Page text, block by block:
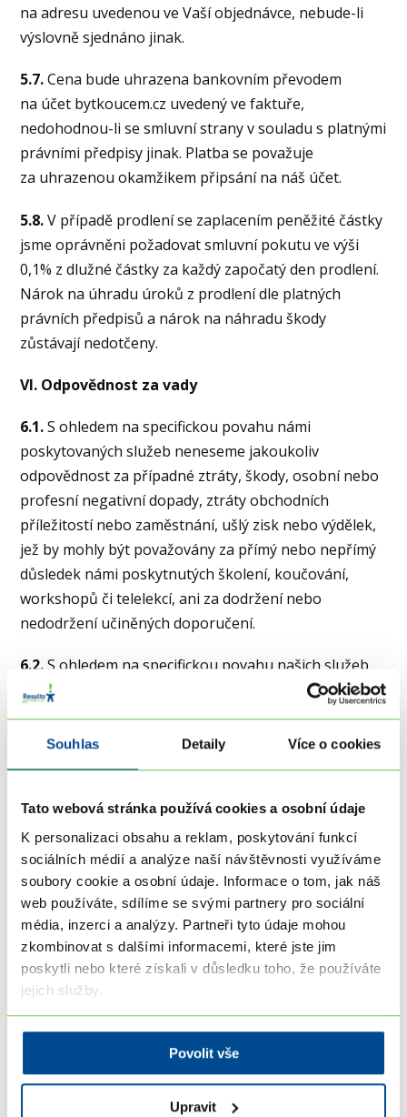
Souhlas Detaily Více o cookies
Tato webová stránka používá cookies a osobní údaje
K personalizaci obsahu a reklam, poskytování funkcí
sociálních médií a analýze naší návštěvnosti využíváme
soubory cookie a osobní údaje. Informace o tom, jak náš
web používáte, sdílíme se svými partnery pro sociální
média, inzerci a analýzy. Partneři tyto údaje mohou
zkombinovat s dalšími informacemi, které jste jim
poskytli nebo které získali v důsledku toho, že používáte
jejich služby.
Povolit vše
Upravit
na adresu uvedenou ve Vaší objednávce, nebude-li
výslovně sjednáno jinak.
5.7.Cena bude uhrazena bankovním převodem
na účet bytkoucem.cz uvedený ve faktuře,
nedohodnou-li se smluvní strany v souladu s platnými
právními předpisy jinak. Platba se považuje
za uhrazenou okamžikem připsání na náš účet.
5.8.V případě prodlení se zaplacením peněžité částky
jsme oprávněni požadovat smluvní pokutu ve výši
0,1% z dlužné částky za každý započatý den prodlení.
Nárok na úhradu úroků z prodlení dle platných
právních předpisů a nárok na náhradu škody
zůstávají nedotčeny.
VI. Odpovědnost za vady
6.1.S ohledem na specifickou povahu námi
poskytovaných služeb neneseme jakoukoliv
odpovědnost za případné ztráty, škody, osobní nebo
profesní negativní dopady, ztráty obchodních
příležitostí nebo zaměstnání, ušlý zisk nebo výdělek,
jež by mohly být považovány za přímý nebo nepřímý
důsledek námi poskytnutých školení, koučování,
workshopů či telelekcí, ani za dodržení nebo
nedodržení učiněných doporučení.
6.2.S ohledem na specifickou povahu našich služeb
a plnění berete na vědomí a souhlasíte s tím, že
jediným Vaším nárokem v případě Vaší
nespokojenosti s výsledky školení,
a to pouze za podmínky, že vady našeho plnění byly
přímo způsobeny porušením našich povinností
postupovat s řádnou odbornou péčí obvyklou
u takových druhů plnění. O výši přiměřené slevy
na další služby rozhoduje jednatel bytkoucem.cz.
VII. Internetové spojení
7.1.Internet je nestabilní médium, proto nemůžeme
zaručit nepřerušení či bezchybné připojení na naše
stránky, stejně jako neodpovídáme za funkčnost
a kompatibilitu našich stránek s Vaším softwarem či
výskyt aplikací, které mohou ohrozit či poškodit